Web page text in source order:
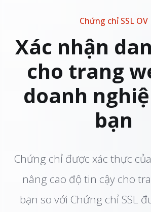
Chứng chỉ SSL OV
Xác nhận
cho trang
doanh
bạn
Chứng chỉ được xác thực
nâng cao độ tin cậy cho
bạn so với Chứng chỉ SSL